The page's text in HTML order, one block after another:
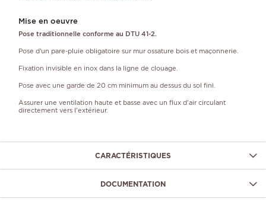
Mise en oeuvre
Pose traditionnelle conforme au DTU 41-2.
Pose d’un pare-pluie obligatoire sur mur ossature bois et maçonnerie.
Fixation invisible en inox dans la ligne de clouage.
Pose avec une garde de 20 cm minimum au dessus du sol fini.
Assurer une ventilation haute et basse avec un flux d'air circulant
directement vers l'extérieur.
CARACTÉRISTIQUES
DOCUMENTATION